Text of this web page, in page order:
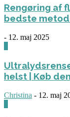
Rengøring af
bedste
- 12. maj 2025
helst | Køb
Christina - 12. maj